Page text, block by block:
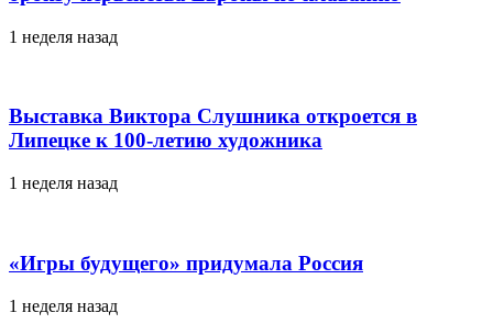
1 неделя назад
Выставка Виктора Слушника откроется в
Липецке к 100-летию художника
1 неделя назад
«Игры будущего» придумала Россия
1 неделя назад